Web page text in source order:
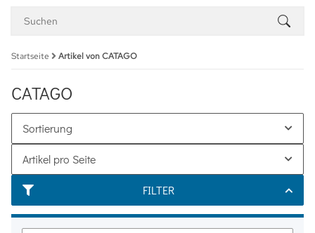
Startseite Artikel von CATAGO
CATAGO
FILTER
Sortierung
Artikel pro Seite